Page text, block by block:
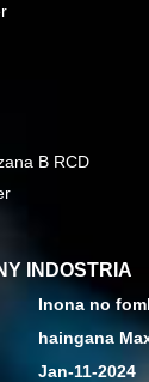
B RCD
INDOSTRIA
Inona no
haingana
Jan-11-2024